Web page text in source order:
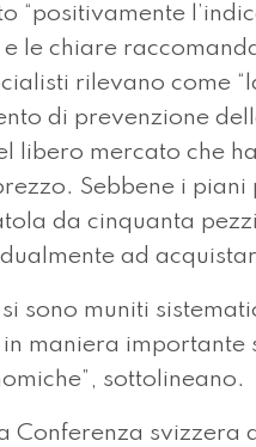
“positivamente
le chiare
rilevano come
di prevenzione
libero mercato che
Sebbene i
da cinquanta
ad
sono muniti
maniera
sottolineano.
Conferenza svizzera